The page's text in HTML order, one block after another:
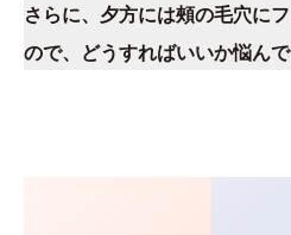
さらに、夕方には頰の毛穴に
ので、どうすればいいか悩んで